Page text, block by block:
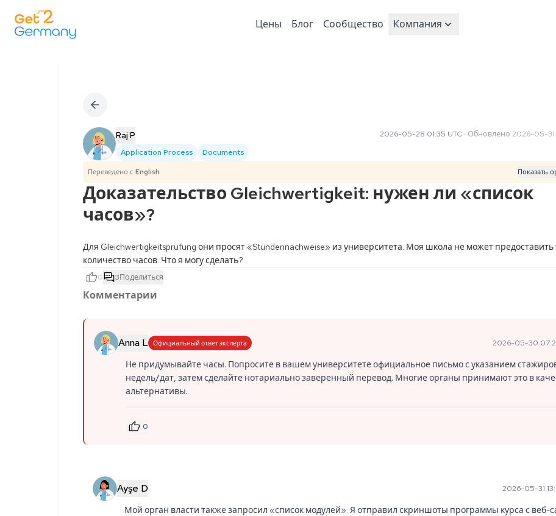
Цены Блог Сообщество Компания
Raj P
Application Process Documents
2026-05-28 01:35 UTC· Обновлено 2026-05-31
Переведено с English Показать
Доказательство Gleichwertigkeit: нужен ли «список
часов»?
Для Gleichwertigkeitsprüfung они просят «Stundennachweise» из университета. Моя школа не может предоставить
количество часов. Что я могу сделать?
0 3Поделиться
Комментарии
Anna L Официальный ответ эксперта 2026-05-30
Не придумывайте часы. Попросите в вашем университете официальное письмо с указанием
недель/дат, затем сделайте нотариально заверенный перевод. Многие органы принимают это в
альтернативы.
0
Ayşe D 2026-05-31
Мой орган власти также запросил «список модулей». Я отправил скриншоты программы курса с веб-